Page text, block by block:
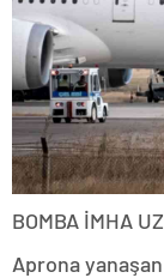
BOMBA İMHA
Aprona